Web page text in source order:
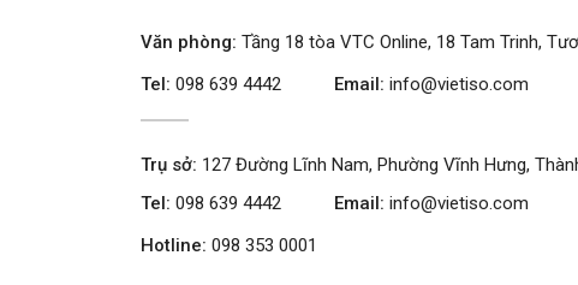
Văn phòng: Tầng 18 tòa VTC Online, 18 Tam Trinh,
Tel: 098 639 4442 Email: info@vietiso.com
Trụ sở: 127 Đường Lĩnh Nam, Phường Vĩnh Hưng,
Tel: 098 639 4442 Email: info@vietiso.com
Hotline: 098 353 0001